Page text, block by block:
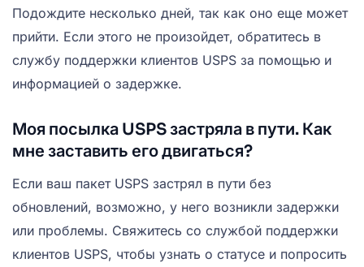
Подождите несколько дней, так как оно еще может
прийти. Если этого не произойдет, обратитесь в
службу поддержки клиентов USPS за помощью и
информацией о задержке.
Моя посылка USPS застряла в пути. Как
мне заставить его двигаться?
Если ваш пакет USPS застрял в пути без
обновлений, возможно, у него возникли задержки
или проблемы. Свяжитесь со службой поддержки
клиентов USPS, чтобы узнать о статусе и попросить